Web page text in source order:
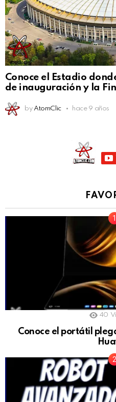
Conoce el Estadio
de inauguración y la
by AtomClic hace 9 años
40
Conoce el portátil